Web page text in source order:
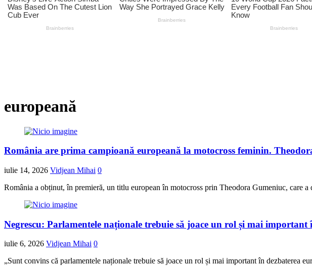
europeană
România are prima campioană europeană la motocross feminin.
iulie 14, 2026 Vidjean Mihai 0
România a obținut, în premieră, un titlu european în motocross prin Theodora Gumeniuc, care
Negrescu: Parlamentele naționale trebuie să joace un rol și mai important
iulie 6, 2026 Vidjean Mihai 0
„Sunt convins că parlamentele naționale trebuie să joace un rol și mai important în dezbaterea